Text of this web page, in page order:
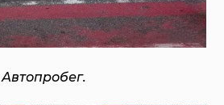
Автопробег.